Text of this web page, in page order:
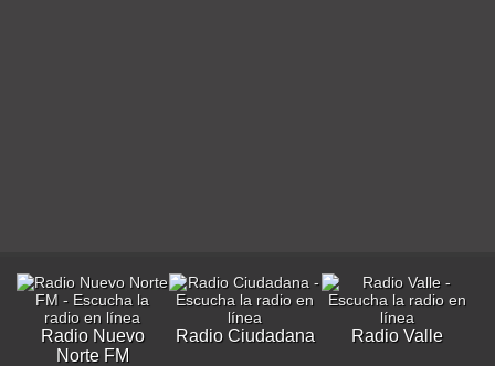
Radio Nuevo
Norte FM
Radio Ciudadana Radio Valle